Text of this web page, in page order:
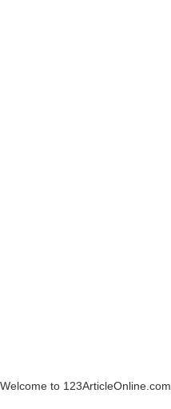
Welcome to 123ArticleOnline.com